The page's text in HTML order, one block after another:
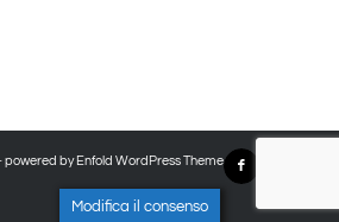
powered by Enfold WordPress Theme
Modifica il consenso